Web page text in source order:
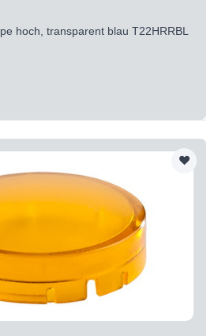
hoch, transparent blau T22HRRBL